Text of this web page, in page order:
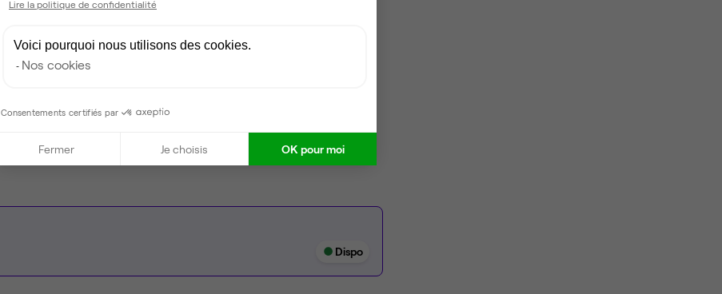
Ménage
Dispo
Lire la politique de confidentialité
Voici pourquoi nous utilisons des cookies.
Nos cookies
Consentements certifiés par
Fermer Je choisis OK pour moi